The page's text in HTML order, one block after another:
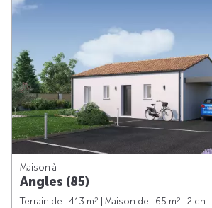
Maison à
Angles (85)
Terrain de : 413 m2 | Maison de : 65 m2
| 2 ch.